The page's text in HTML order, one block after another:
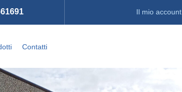
Il mio account
Contatti